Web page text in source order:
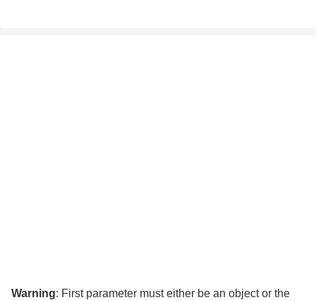
Warning: First parameter must either be an object or the